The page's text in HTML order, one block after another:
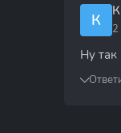
К
Ну так